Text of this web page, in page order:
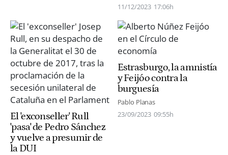
11/12/2023 17:06h
El 'exconseller' Rull
'pasa' de Pedro Sánchez
y vuelve a presumir de
la DUI
Estrasburgo, la amnistía
y Feijóo contra la
burguesía
Pablo Planas
23/09/2023 09:55h